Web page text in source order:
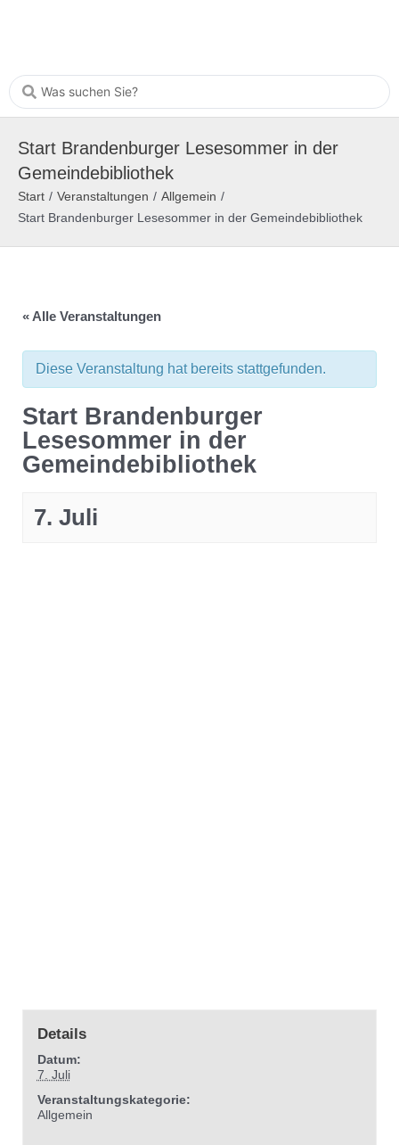
Start Brandenburger Lesesommer in der
Gemeindebibliothek
Start / Veranstaltungen / Allgemein /
Start Brandenburger Lesesommer in der Gemeindebibliothek
« Alle Veranstaltungen
Diese Veranstaltung hat bereits stattgefunden.
Start Brandenburger
Lesesommer in der
Gemeindebibliothek
7. Juli
Details
Datum:
7. Juli
Veranstaltungskategorie:
Allgemein